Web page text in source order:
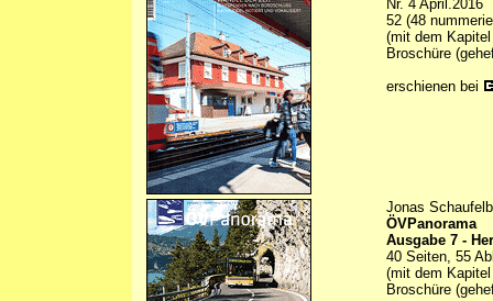
Nr. 4 April.2016
52 (48
(mit dem
Broschüre
erschienen bei
Jonas
ÖVPanorama
Ausgabe 7 -
40 Seiten, 55
(mit dem
Broschüre